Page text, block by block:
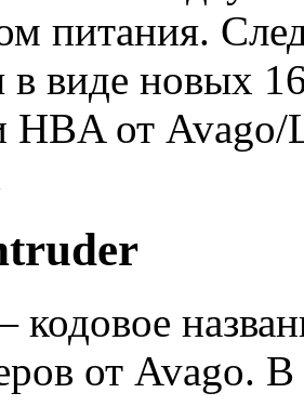
питания.
виде новых
HBA от
от Avago.